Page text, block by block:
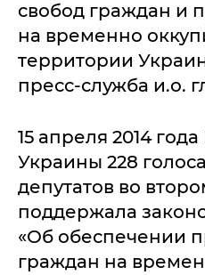
свобод граждан и
на временно
территории
пресс-служба и.о.
15 апреля 2014
Украины 228
депутатов во
поддержала
«Об обеспечении
граждан на